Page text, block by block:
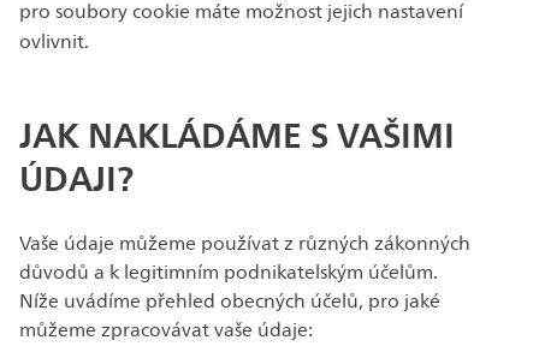
pro soubory cookie máte možnost jejich nastavení
ovlivnit.
JAK NAKLÁDÁME S VAŠIMI
ÚDAJI?
Vaše údaje můžeme používat z různých zákonných
důvodů a k legitimním podnikatelským účelům.
Níže uvádíme přehled obecných účelů, pro jaké
můžeme zpracovávat vaše údaje: